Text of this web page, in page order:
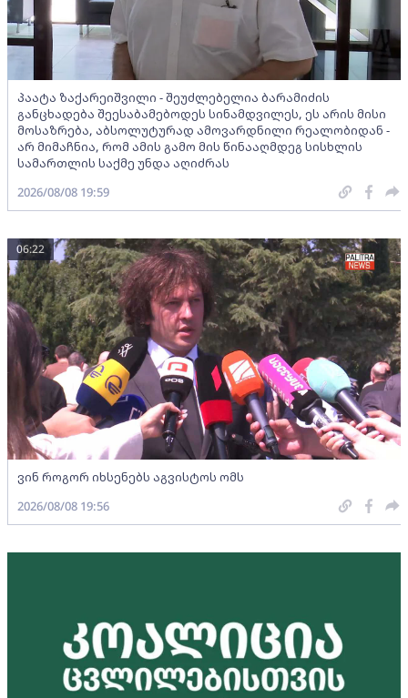
პაატა ზაქარეიშვილი - შეუძლებელია ბარამიძის
განცხადება შეესაბამებოდეს სინამდვილეს, ეს არის მისი
მოსაზრება, აბსოლუტურად ამოვარდნილი რეალობიდან -
არ მიმაჩნია, რომ ამის გამო მის წინააღმდეგ სისხლის
სამართლის საქმე უნდა აღიძრას
2026/08/08 19:59
ვინ როგორ იხსენებს აგვისტოს ომს
06:22
2026/08/08 19:56